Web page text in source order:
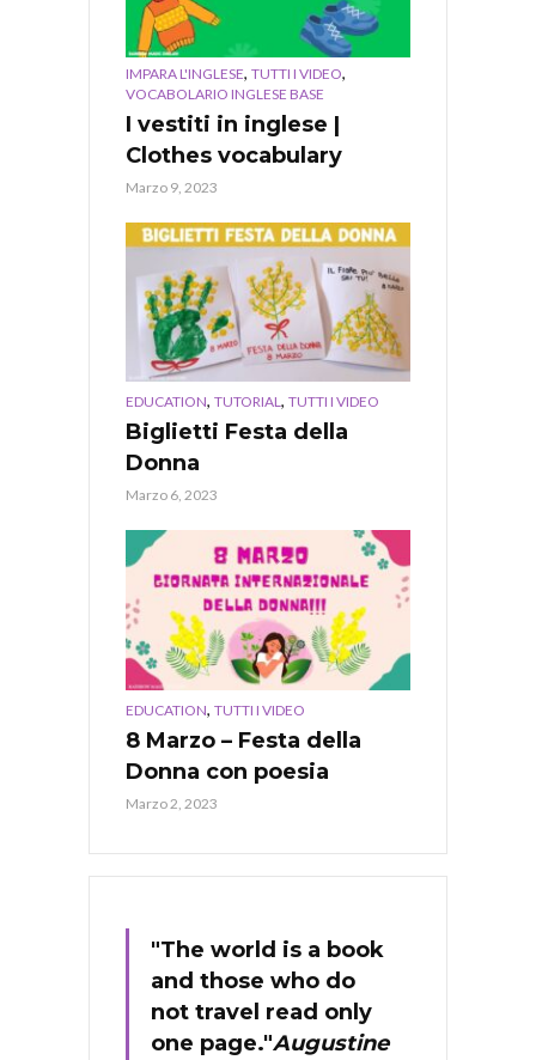
IMPARA L'INGLESE, TUTTI I VIDEO,
VOCABOLARIO INGLESE BASE
I vestiti in inglese |
Clothes vocabulary
Marzo 9, 2023
EDUCATION, TUTORIAL, TUTTI I VIDEO
Biglietti Festa della
Donna
Marzo 6, 2023
EDUCATION, TUTTI I VIDEO
8 Marzo – Festa della
Donna con poesia
Marzo 2, 2023
"The world is a book
and those who do
not travel read only
one page."Augustine